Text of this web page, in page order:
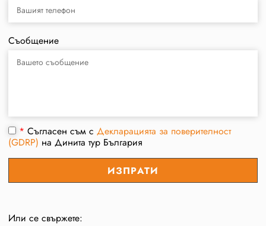
Съобщение
*Съгласен съм сДекларацията за поверителност
(GDRP) на Динита тур България
Или се свържете: